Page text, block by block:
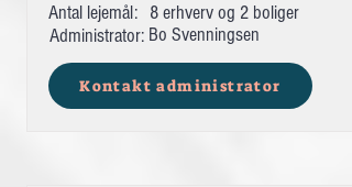
Antal lejemål:
Administrator:
8 erhverv og 2 boliger
Bo Svenningsen
Kontakt administrator